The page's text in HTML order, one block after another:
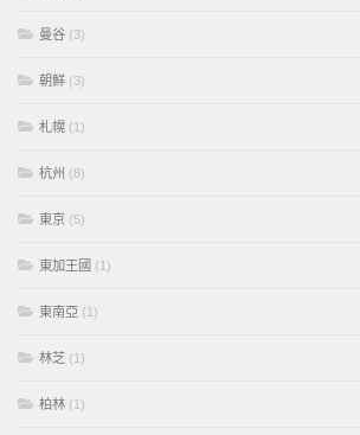
曼谷 (3)
朝鮮 (3)
札幌 (1)
杭州 (8)
東京 (5)
東加王國 (1)
東南亞 (1)
林芝 (1)
柏林 (1)